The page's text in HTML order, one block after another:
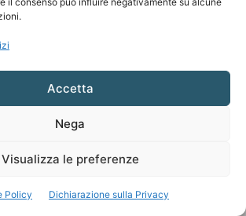
Accetta
Nega
Visualizza le preferenze
Policy Dichiarazione sulla Privacy